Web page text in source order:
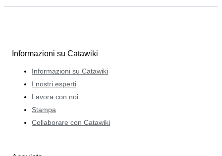
Informazioni su Catawiki
Informazioni su Catawiki
I nostri esperti
Lavora con noi
Stampa
Collaborare con Catawiki